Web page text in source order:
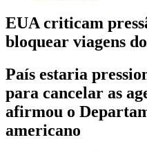
EUA criticam
bloquear viagens
País estaria
para cancelar as
afirmou o
americano